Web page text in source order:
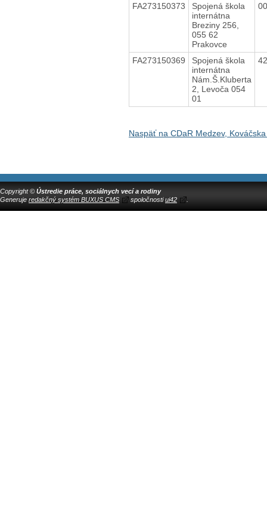
FA273150373
Spojená škola
internátna
Breziny 256,
055 62
Prakovce
FA273150369
Spojená škola
internátna
Nám.Š.Kluberta
2, Levoča 054
01
Naspäť na CDaR Medzev,
Copyright © Ústredie práce, sociálnych vecí a rodiny
Generuje redakčný systém BUXUS CMS spoločnostiui42